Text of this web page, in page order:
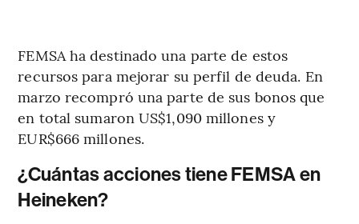
FEMSA ha destinado una parte de estos
recursos para mejorar su perfil de deuda. En
marzo recompró una parte de sus bonos que
en total sumaron US$1,090 millones y
EUR$666 millones.
¿Cuántas acciones tiene FEMSA en
Heineken?